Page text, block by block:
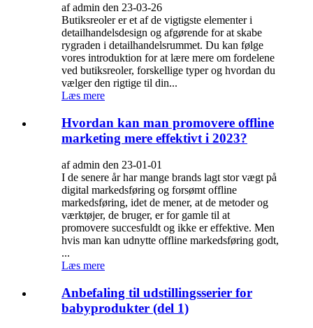
af admin den 23-03-26
Butiksreoler er et af de vigtigste elementer i
detailhandelsdesign og afgørende for at skabe
rygraden i detailhandelsrummet. Du kan følge
vores introduktion for at lære mere om fordelene
ved butiksreoler, forskellige typer og hvordan du
vælger den rigtige til din...
Læs mere
Hvordan kan man promovere offline
marketing mere effektivt i 2023?
af admin den 23-01-01
I de senere år har mange brands lagt stor vægt på
digital markedsføring og forsømt offline
markedsføring, idet de mener, at de metoder og
værktøjer, de bruger, er for gamle til at
promovere succesfuldt og ikke er effektive. Men
hvis man kan udnytte offline markedsføring godt,
...
Læs mere
Anbefaling til udstillingsserier for
babyprodukter (del 1)